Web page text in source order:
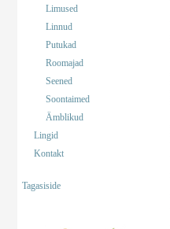
Limused
Linnud
Putukad
Roomajad
Seened
Soontaimed
Ämblikud
Lingid
Kontakt
Tagasiside